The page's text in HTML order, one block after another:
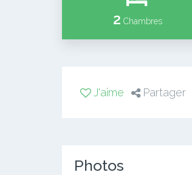
2 Chambres
J'aime Partager
Photos